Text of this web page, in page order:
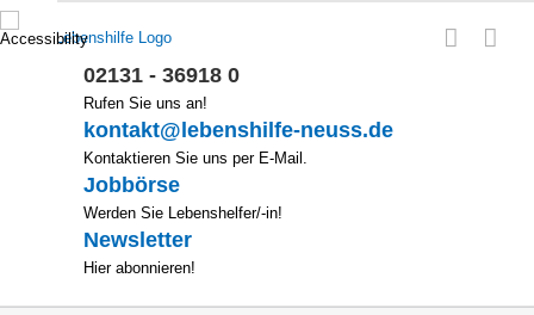
Zum
Inhalt
02131 - 36918 0
Rufen Sie uns an!
kontakt@lebenshilfe-neuss.de
Kontaktieren Sie uns per E-Mail.
Jobbörse
Werden Sie Lebenshelfer/-in!
Newsletter
Hier abonnieren!